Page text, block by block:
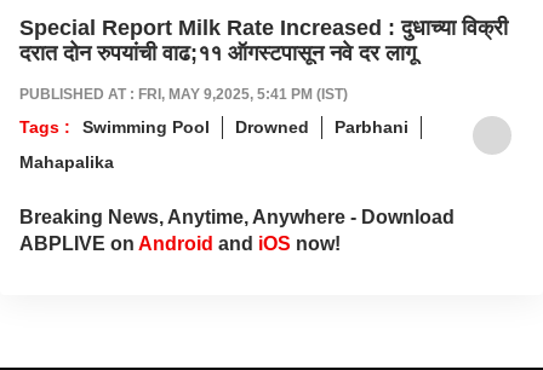
Special Report Milk Rate Increased : दुधाच्या विक्री
दरात दोन रुपयांची वाढ;११ ऑगस्टपासून नवे दर लागू
PUBLISHED AT : FRI, MAY 9,2025, 5:41 PM (IST)
Tags : Swimming Pool Drowned
Parbhani
Mahapalika
Breaking News, Anytime, Anywhere - Download
ABPLIVE on Android and iOS now!